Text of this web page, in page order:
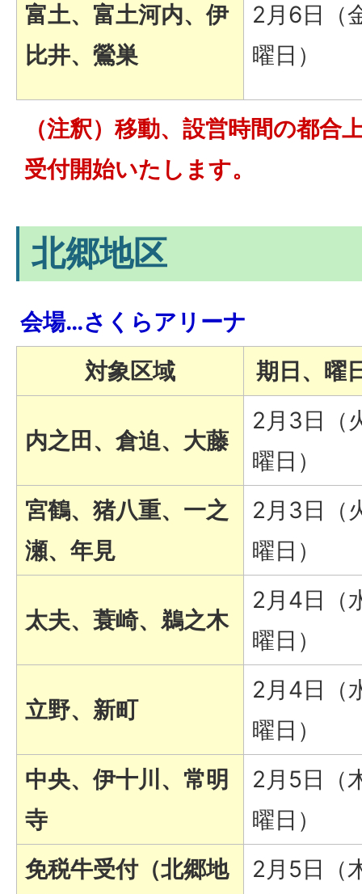
富土、富土河内、伊
比井、鶯巣
2月6日（
曜日）
（注釈）移動、設営時間の都合
受付開始いたします。
北郷地区
会場…さくらアリーナ
対象区域
期日、曜
内之田、倉迫、大藤
2月3日（
曜日）
宮鶴、猪八重、一之
瀬、年見
2月3日（
曜日）
太夫、蓑崎、鵜之木
2月4日（
曜日）
立野、新町
2月4日（
曜日）
中央、伊十川、常明
寺
2月5日（
曜日）
免税牛受付（北郷地
2月5日（